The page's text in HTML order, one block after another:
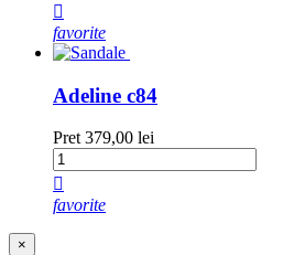

favorite
Adeline c84
Pret 379,00 lei

favorite
×